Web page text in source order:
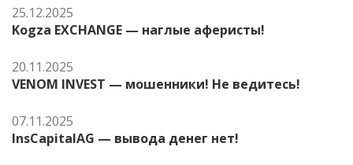
25.12.2025
Kogza EXCHANGE — наглые аферисты!
20.11.2025
VENOM INVEST — мошенники! Не ведитесь!
07.11.2025
InsCapitalAG — вывода денег нет!